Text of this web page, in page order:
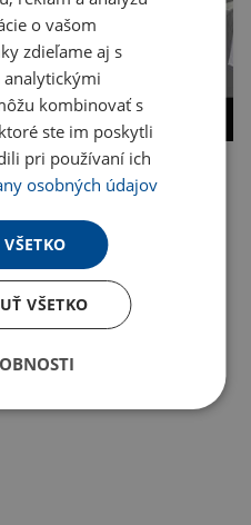
o vašom
zdieľame aj s
kombinovať s
ste im poskytli
pri používaní ich
osobných údajov
VŠETKO